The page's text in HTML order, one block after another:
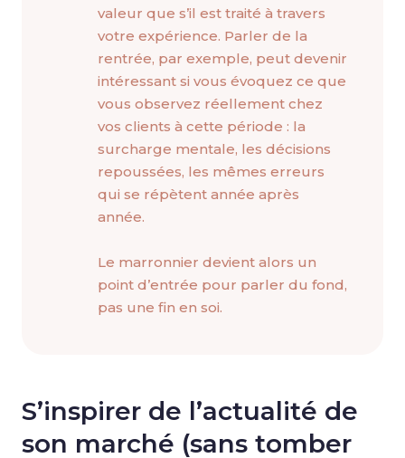
valeur que s’il est traité à travers
votre expérience. Parler de la
rentrée, par exemple, peut devenir
intéressant si vous évoquez ce que
vous observez réellement chez
vos clients à cette période : la
surcharge mentale, les décisions
repoussées, les mêmes erreurs
qui se répètent année après
année.
Le marronnier devient alors un
point d’entrée pour parler du fond,
pas une fin en soi.
S’inspirer de l’actualité de
son marché (sans tomber